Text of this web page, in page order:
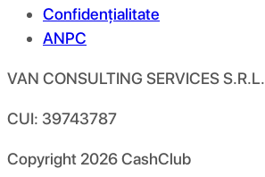
Confidențialitate
ANPC
VAN CONSULTING SERVICES S.R.L.
CUI: 39743787
Copyright 2026CashClub